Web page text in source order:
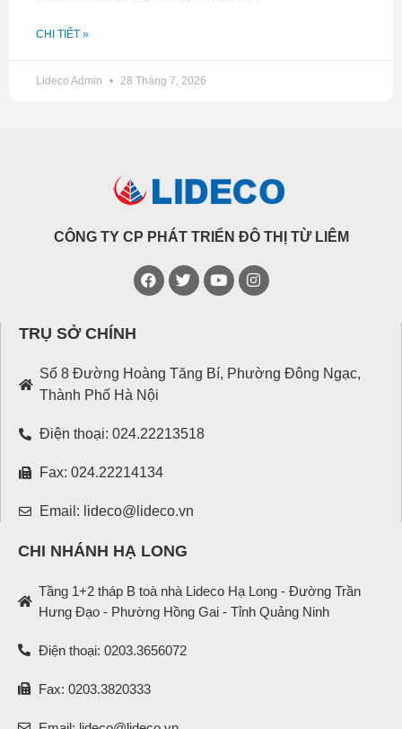
CHI TIẾT »
Lideco Admin 28 Tháng 7, 2026
CÔNG TY CP PHÁT TRIỂN ĐÔ THỊ TỪ LIÊM
TRỤ SỞ CHÍNH
Số 8 Đường Hoàng Tăng Bí, Phường Đông Ngạc,
Thành Phố Hà Nội
Điện thoại: 024.22213518
Fax: 024.22214134
Email: lideco@lideco.vn
CHI NHÁNH HẠ LONG
Tầng 1+2 tháp B toà nhà Lideco Hạ Long - Đường Trần
Hưng Đạo - Phường Hồng Gai - Tỉnh Quảng Ninh
Điện thoại: 0203.3656072
Fax: 0203.3820333